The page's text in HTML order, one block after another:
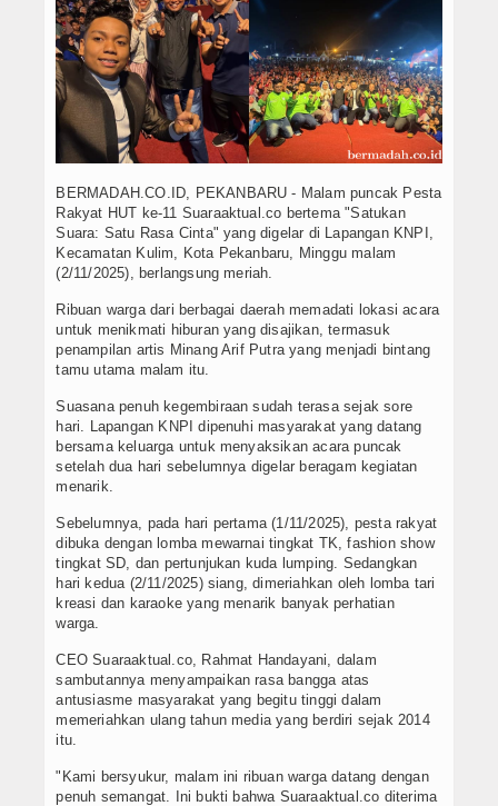
BERMADAH.CO.ID, PEKANBARU - Malam puncak Pesta
Rakyat HUT ke-11 Suaraaktual.co bertema "Satukan
Suara: Satu Rasa Cinta" yang digelar di Lapangan KNPI,
Kecamatan Kulim, Kota Pekanbaru, Minggu malam
(2/11/2025), berlangsung meriah.
Ribuan warga dari berbagai daerah memadati lokasi acara
untuk menikmati hiburan yang disajikan, termasuk
penampilan artis Minang Arif Putra yang menjadi bintang
tamu utama malam itu.
Suasana penuh kegembiraan sudah terasa sejak sore
hari. Lapangan KNPI dipenuhi masyarakat yang datang
bersama keluarga untuk menyaksikan acara puncak
setelah dua hari sebelumnya digelar beragam kegiatan
menarik.
Sebelumnya, pada hari pertama (1/11/2025), pesta rakyat
dibuka dengan lomba mewarnai tingkat TK, fashion show
tingkat SD, dan pertunjukan kuda lumping. Sedangkan
hari kedua (2/11/2025) siang, dimeriahkan oleh lomba tari
kreasi dan karaoke yang menarik banyak perhatian
warga.
CEO Suaraaktual.co, Rahmat Handayani, dalam
sambutannya menyampaikan rasa bangga atas
antusiasme masyarakat yang begitu tinggi dalam
memeriahkan ulang tahun media yang berdiri sejak 2014
itu.
"Kami bersyukur, malam ini ribuan warga datang dengan
penuh semangat. Ini bukti bahwa Suaraaktual.co diterima